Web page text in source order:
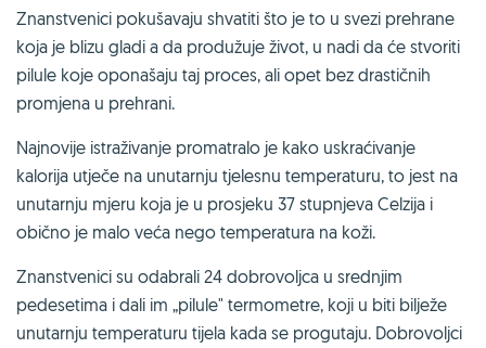
Znanstvenici pokušavaju shvatiti što je to u svezi prehrane
koja je blizu gladi a da produžuje život, u nadi da će stvoriti
pilule koje oponašaju taj proces, ali opet bez drastičnih
promjena u prehrani.
Najnovije istraživanje promatralo je kako uskraćivanje
kalorija utječe na unutarnju tjelesnu temperaturu, to jest na
unutarnju mjeru koja je u prosjeku 37 stupnjeva Celzija i
obično je malo veća nego temperatura na koži.
Znanstvenici su odabrali 24 dobrovoljca u srednjim
pedesetima i dali im „pilule" termometre, koji u biti bilježe
unutarnju temperaturu tijela kada se progutaju. Dobrovoljci